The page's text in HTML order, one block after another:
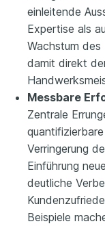
einleitende
Expertise als
Wachstum
damit direkt
Messbare
Zentrale
Verringerung
Einführung
deutliche
Beispiele